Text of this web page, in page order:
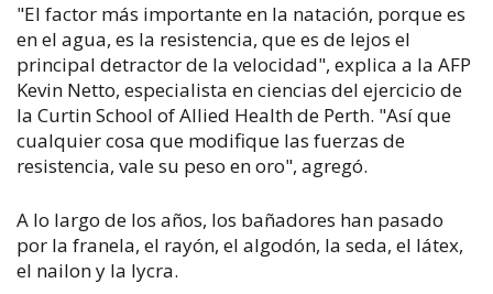
"El factor más importante en la natación, porque es
en el agua, es la resistencia, que es de lejos el
principal detractor de la velocidad", explica a la AFP
Kevin Netto, especialista en ciencias del ejercicio de
la Curtin School of Allied Health de Perth. "Así que
cualquier cosa que modifique las fuerzas de
resistencia, vale su peso en oro", agregó.
A lo largo de los años, los bañadores han pasado
por la franela, el rayón, el algodón, la seda, el látex,
el nailon y la lycra.